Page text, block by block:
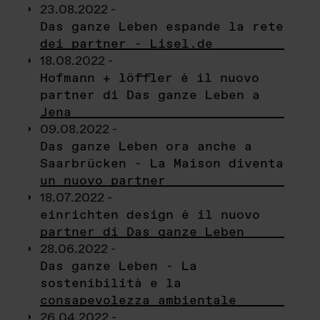
23.08.2022 -
Das ganze Leben espande la rete
dei partner - Lisel.de
18.08.2022 -
Hofmann + löffler è il nuovo
partner di Das ganze Leben a
Jena
09.08.2022 -
Das ganze Leben ora anche a
Saarbrücken - La Maison diventa
un nuovo partner
18.07.2022 -
einrichten design è il nuovo
partner di Das ganze Leben
28.06.2022 -
Das ganze Leben - La
sostenibilità e la
consapevolezza ambientale